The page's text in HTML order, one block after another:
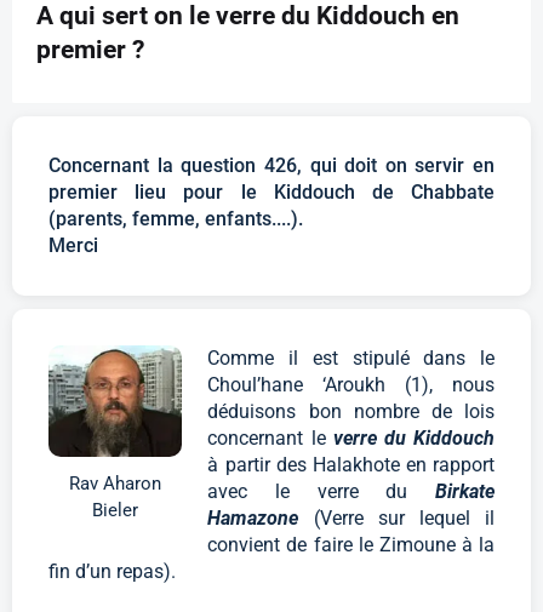
A qui sert on le verre du Kiddouch en
premier ?
Concernant la question 426, qui doit on servir en
premier lieu pour le Kiddouch de Chabbate
(parents, femme, enfants....).
Merci
Rav Aharon
Bieler
Comme il est stipulé dans le
Choul’hane ‘Aroukh (1), nous
déduisons bon nombre de lois
concernant le verre du Kiddouch
à partir des Halakhote en rapport
avec le verre du Birkate
Hamazone
(Verre sur lequel il
convient de faire le Zimoune à la
fin d’un repas).